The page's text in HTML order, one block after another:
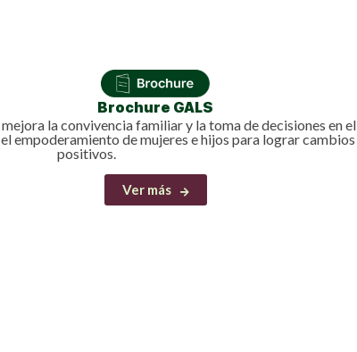
Brochure GALS
la convivencia familiar y la toma de decisiones en el
empoderamiento de mujeres e hijos para lograr cambios
positivos.
Ver más